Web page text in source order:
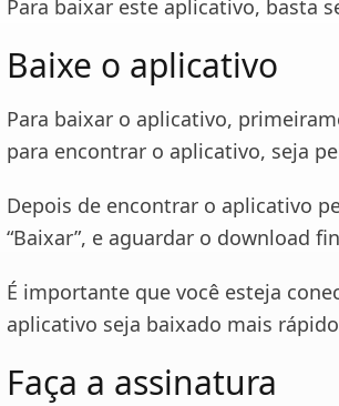
Para baixar este aplicativo, basta
Baixe o aplicativo
Para baixar o aplicativo,
para encontrar o aplicativo, seja
Depois de encontrar o aplicativo
“Baixar”, e aguardar o download
É importante que você esteja
aplicativo seja baixado mais
Faça a assinatura